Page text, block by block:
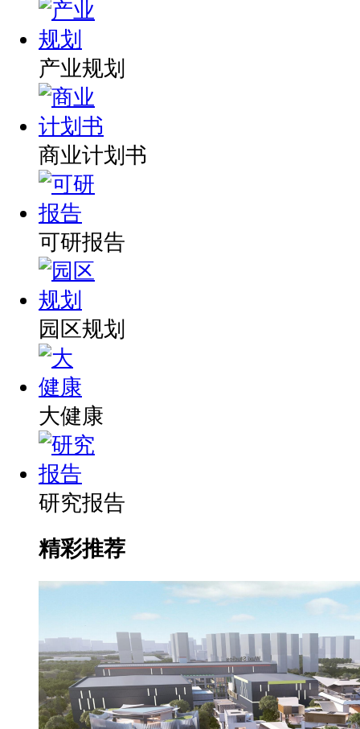
产业规划
商业计划书
可研报告
园区规划
大健康
研究报告
精彩推荐